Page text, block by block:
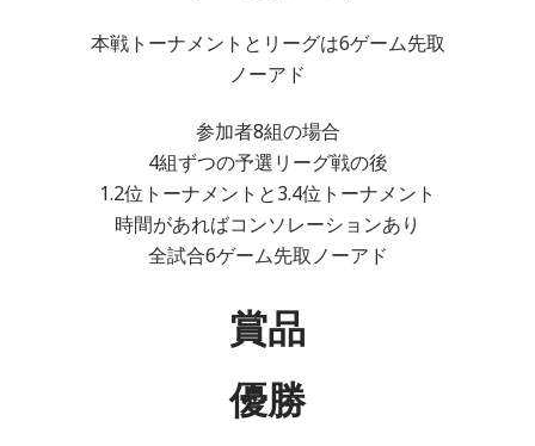
本戦トーナメントとリーグは6ゲーム先取
ノーアド
参加者8組の場合
4組ずつの予選リーグ戦の後
1.2位トーナメントと3.4位トーナメント
時間があればコンソレーションあり
全試合6ゲーム先取ノーアド
賞品
優勝